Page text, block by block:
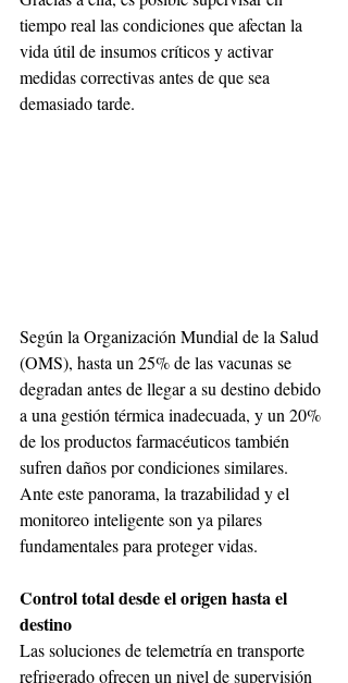
tiempo real las condiciones que afectan la
vida útil de insumos críticos y activar
medidas correctivas antes de que sea
demasiado tarde.
Según la Organización Mundial de la Salud
(OMS), hasta un 25% de las vacunas se
degradan antes de llegar a su destino debido
a una gestión térmica inadecuada, y un 20%
de los productos farmacéuticos también
sufren daños por condiciones similares.
Ante este panorama, la trazabilidad y el
monitoreo inteligente son ya pilares
fundamentales para proteger vidas.
Control total desde el origen hasta el
destino
Las soluciones de telemetría en transporte
refrigerado ofrecen un nivel de supervisión